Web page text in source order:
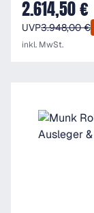
Verkaufspreis:
2.614,50 €
UVP3.948,00 €
inkl. MwSt.